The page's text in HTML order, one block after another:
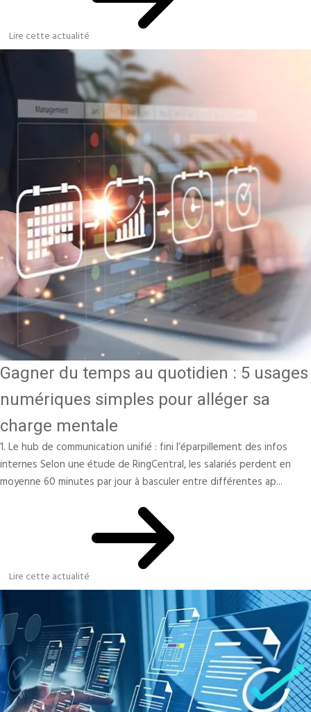
Lire cette actualité
Gagner du temps au quotidien : 5 usages
numériques simples pour alléger sa
charge mentale
1. Le hub de communication unifié : fini l’éparpillement des infos
internes Selon une étude de RingCentral, les salariés perdent en
moyenne 60 minutes par jour à basculer entre différentes ap...
Lire cette actualité